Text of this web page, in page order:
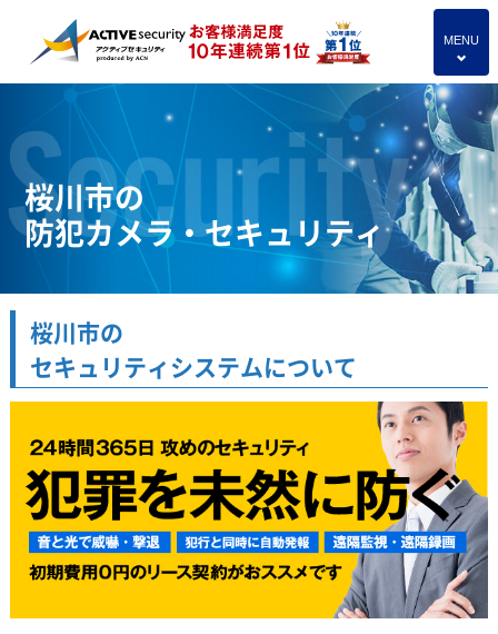
MENU
4
桜川市の
防犯カメラ・セキュリティ
桜川市の
セキュリティシステムについて